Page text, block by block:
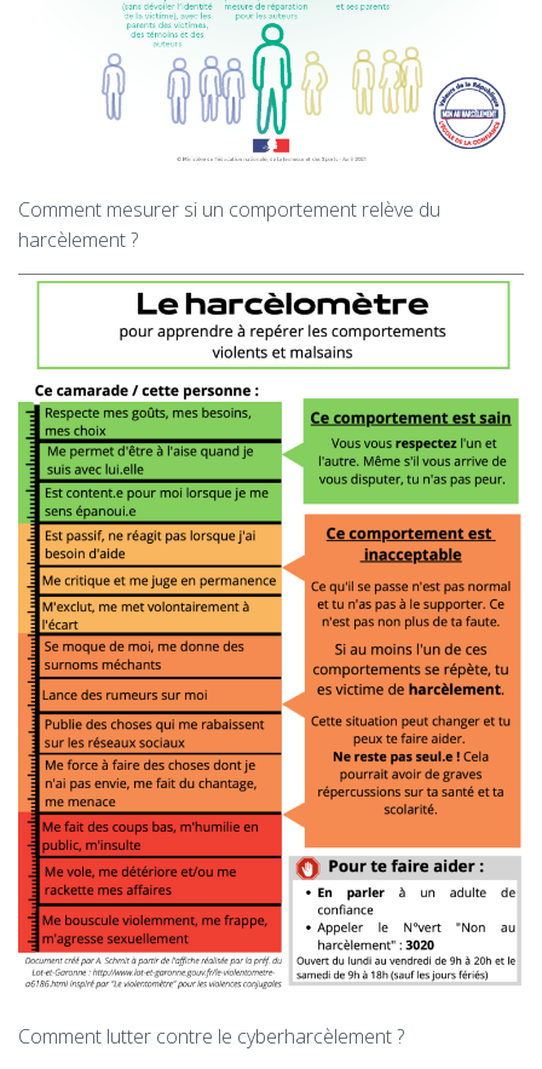
Comment mesurer si un comportement relève du
harcèlement ?
Comment lutter contre le cyberharcèlement ?